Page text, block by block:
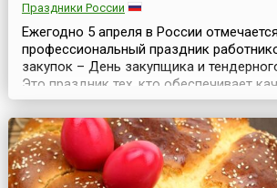
Праздники России
Ежегодно 5 апреля в России
профессиональный праздник
закупок – День закупщика и
Это праздник тех, кто обеспечивает
поставки необходимых материалов,
услуг для различных отраслей и сфер
деятельности.Дата выбрана в связи с
день в 2013 году был подписан
Федеральный закон № 44-ФЗ...